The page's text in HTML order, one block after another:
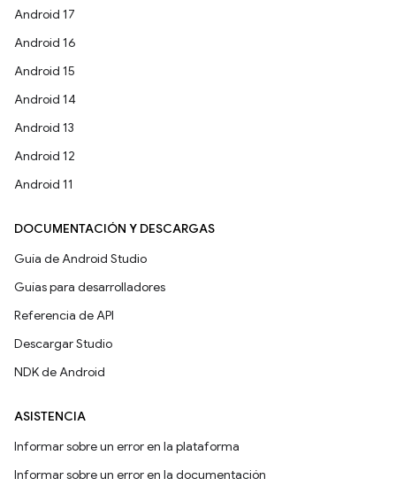
Android 17
Android 16
Android 15
Android 14
Android 13
Android 12
Android 11
DOCUMENTACIÓN Y DESCARGAS
Guía de Android Studio
Guías para desarrolladores
Referencia de API
Descargar Studio
NDK de Android
ASISTENCIA
Informar sobre un error en la plataforma
Informar sobre un error en la documentación